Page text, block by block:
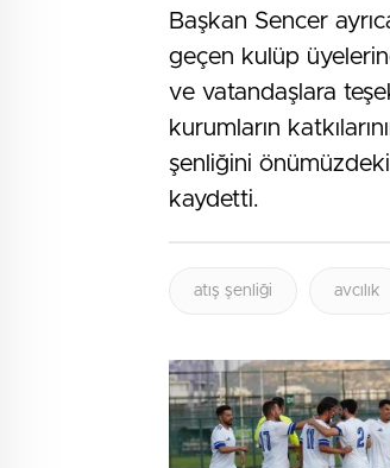
Başkan Sencer
geçen kulüp
ve vatandaşlara
kurumların
şenliğini
kaydetti.
atış şenliği avcılık